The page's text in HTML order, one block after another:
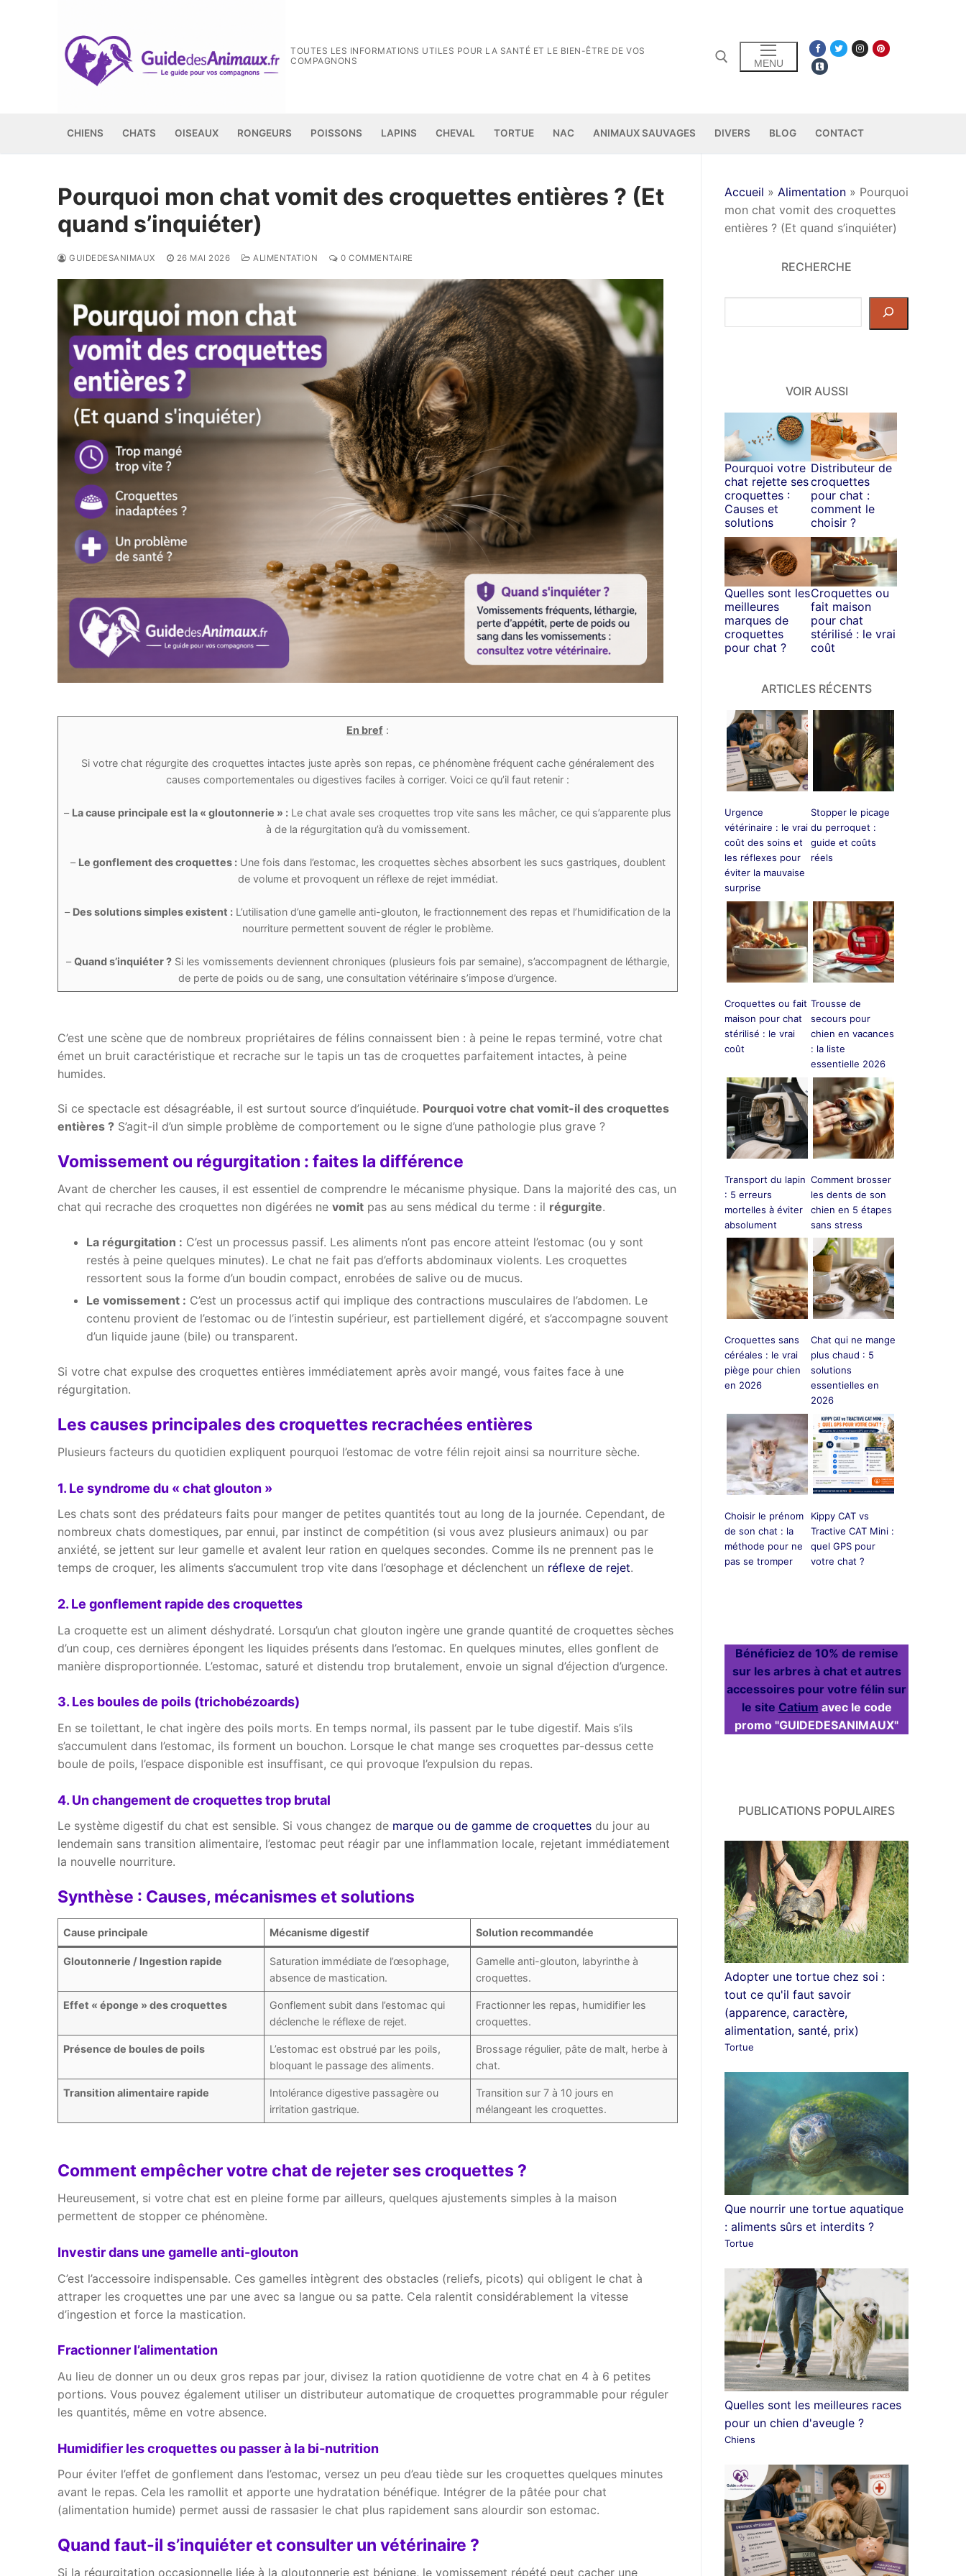
TOUTES LES INFORMATIONS UTILES POUR LA SANTÉ ET LE BIEN-ÊTRE DE VOS
COMPAGNONS
MENU
CHIENS CHATS OISEAUX RONGEURS POISSONS LAPINS CHEVAL TORTUE NAC ANIMAUX SAUVAGES DIVERS BLOG CONTACT
Pourquoi mon chat vomit des croquettes entières ? (Et
quand s’inquiéter)
GUIDEDESANIMAUX 26 MAI 2026 ALIMENTATION 0 COMMENTAIRE
En bref :
Si votre chat régurgite des croquettes intactes juste après son repas, ce phénomène fréquent cache généralement des
causes comportementales ou digestives faciles à corriger. Voici ce qu’il faut retenir :
– La cause principale est la « gloutonnerie » : Le chat avale ses croquettes trop vite sans les mâcher, ce qui s’apparente plus
à de la régurgitation qu’à du vomissement.
– Le gonflement des croquettes :Une fois dans l’estomac, les croquettes sèches absorbent les sucs gastriques, doublent
de volume et provoquent un réflexe de rejet immédiat.
– Des solutions simples existent : L’utilisation d’une gamelle anti-glouton, le fractionnement des repas et l’humidification de la
nourriture permettent souvent de régler le problème.
–Quand s’inquiéter ?Si les vomissements deviennent chroniques (plusieurs fois par semaine), s’accompagnent de léthargie,
de perte de poids ou de sang, une consultation vétérinaire s’impose d’urgence.
C’est une scène que de nombreux propriétaires de félins connaissent bien : à peine le repas terminé, votre chat
émet un bruit caractéristique et recrache sur le tapis un tas de croquettes parfaitement intactes, à peine
humides.
Si ce spectacle est désagréable, il est surtout source d’inquiétude. Pourquoi votre chat vomit-il des croquettes
entières ? S’agit-il d’un simple problème de comportement ou le signe d’une pathologie plus grave ?
Vomissement ou régurgitation : faites la différence
Avant de chercher les causes, il est essentiel de comprendre le mécanisme physique. Dans la majorité des cas, un
chat qui recrache des croquettes non digérées ne vomit pas au sens médical du terme : il régurgite.
La régurgitation : C’est un processus passif. Les aliments n’ont pas encore atteint l’estomac (ou y sont
restés à peine quelques minutes). Le chat ne fait pas d’efforts abdominaux violents. Les croquettes
ressortent sous la forme d’un boudin compact, enrobées de salive ou de mucus.
Le vomissement : C’est un processus actif qui implique des contractions musculaires de l’abdomen. Le
contenu provient de l’estomac ou de l’intestin supérieur, est partiellement digéré, et s’accompagne souvent
d’un liquide jaune (bile) ou transparent.
Si votre chat expulse des croquettes entières immédiatement après avoir mangé, vous faites face à une
régurgitation.
Les causes principales des croquettes recrachées entières
Plusieurs facteurs du quotidien expliquent pourquoi l’estomac de votre félin rejoit ainsi sa nourriture sèche.
1. Le syndrome du « chat glouton »
Les chats sont des prédateurs faits pour manger de petites quantités tout au long de la journée. Cependant, de
nombreux chats domestiques, par ennui, par instinct de compétition (si vous avez plusieurs animaux) ou par
anxiété, se jettent sur leur gamelle et avalent leur ration en quelques secondes. Comme ils ne prennent pas le
temps de croquer, les aliments s’accumulent trop vite dans l’œsophage et déclenchent un réflexe de rejet.
2. Le gonflement rapide des croquettes
La croquette est un aliment déshydraté. Lorsqu’un chat glouton ingère une grande quantité de croquettes sèches
d’un coup, ces dernières épongent les liquides présents dans l’estomac. En quelques minutes, elles gonflent de
manière disproportionnée. L’estomac, saturé et distendu trop brutalement, envoie un signal d’éjection d’urgence.
3. Les boules de poils (trichobézoards)
En se toilettant, le chat ingère des poils morts. En temps normal, ils passent par le tube digestif. Mais s’ils
s’accumulent dans l’estomac, ils forment un bouchon. Lorsque le chat mange ses croquettes par-dessus cette
boule de poils, l’espace disponible est insuffisant, ce qui provoque l’expulsion du repas.
4. Un changement de croquettes trop brutal
Le système digestif du chat est sensible. Si vous changez de marque ou de gamme de croquettes du jour au
lendemain sans transition alimentaire, l’estomac peut réagir par une inflammation locale, rejetant immédiatement
la nouvelle nourriture.
Synthèse : Causes, mécanismes et solutions
Cause principale Mécanisme digestif Solution recommandée
Gloutonnerie / Ingestion rapide
Saturation immédiate de l’œsophage,
absence de mastication.
Gamelle anti-glouton, labyrinthe à
croquettes.
Effet « éponge » des croquettes
Gonflement subit dans l’estomac qui
déclenche le réflexe de rejet.
Fractionner les repas, humidifier les
croquettes.
Présence de boules de poils
L’estomac est obstrué par les poils,
bloquant le passage des aliments.
Brossage régulier, pâte de malt, herbe à
chat.
Transition alimentaire rapide
Intolérance digestive passagère ou
irritation gastrique.
Transition sur 7 à 10 jours en
mélangeant les croquettes.
Comment empêcher votre chat de rejeter ses croquettes ?
Heureusement, si votre chat est en pleine forme par ailleurs, quelques ajustements simples à la maison
permettent de stopper ce phénomène.
Investir dans une gamelle anti-glouton
C’est l’accessoire indispensable. Ces gamelles intègrent des obstacles (reliefs, picots) qui obligent le chat à
attraper les croquettes une par une avec sa langue ou sa patte. Cela ralentit considérablement la vitesse
d’ingestion et force la mastication.
Fractionner l’alimentation
Au lieu de donner un ou deux gros repas par jour, divisez la ration quotidienne de votre chat en 4 à 6 petites
portions. Vous pouvez également utiliser un distributeur automatique de croquettes programmable pour réguler
les quantités, même en votre absence.
Humidifier les croquettes ou passer à la bi-nutrition
Pour éviter l’effet de gonflement dans l’estomac, versez un peu d’eau tiède sur les croquettes quelques minutes
avant le repas. Cela les ramollit et apporte une hydratation bénéfique. Intégrer de la pâtée pour chat
(alimentation humide) permet aussi de rassasier le chat plus rapidement sans alourdir son estomac.
Quand faut-il s’inquiéter et consulter un vétérinaire ?
Si la régurgitation occasionnelle liée à la gloutonnerie est bénigne, le vomissement répété peut cacher une
Accueil » Alimentation » Pourquoi
mon chat vomit des croquettes
entières ? (Et quand s’inquiéter)
RECHERCHE
dans
VOIR AUSSI
Pourquoi votre
chat rejette ses
croquettes :
Causes et
solutions
Distributeur de
croquettes
pour chat :
comment le
choisir ?
Quelles sont les
meilleures
marques de
croquettes
pour chat ?
Croquettes ou
fait maison
pour chat
stérilisé : le vrai
coût
ARTICLES RÉCENTS
Urgence
vétérinaire : le vrai
coût des soins et
les réflexes pour
éviter la mauvaise
surprise
Stopper le picage
du perroquet :
guide et coûts
réels
Croquettes ou fait
maison pour chat
stérilisé : le vrai
coût
Trousse de
secours pour
chien en vacances
: la liste
essentielle 2026
Transport du lapin
: 5 erreurs
mortelles à éviter
absolument
Comment brosser
les dents de son
chien en 5 étapes
sans stress
Croquettes sans
céréales : le vrai
piège pour chien
en 2026
Chat qui ne mange
plus chaud : 5
solutions
essentielles en
2026
Choisir le prénom
de son chat : la
méthode pour ne
pas se tromper
Kippy CAT vs
Tractive CAT Mini :
quel GPS pour
votre chat ?
Bénéficiez de 10% de remise
sur les arbres à chat et autres
accessoires pour votre félin sur
le site Catium avec le code
promo "GUIDEDESANIMAUX"
PUBLICATIONS POPULAIRES
Adopter une tortue chez soi :
tout ce qu'il faut savoir
(apparence, caractère,
alimentation, santé, prix)
Tortue
Que nourrir une tortue aquatique
: aliments sûrs et interdits ?
Tortue
Quelles sont les meilleures races
pour un chien d'aveugle ?
Chiens